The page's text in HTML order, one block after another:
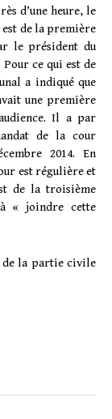
d’une heure, le
de la première
le président du
ce qui est de
a indiqué que
une première
Il a par
de la cour
2014. En
est régulière et
de la troisième
« joindre cette
de la partie civile